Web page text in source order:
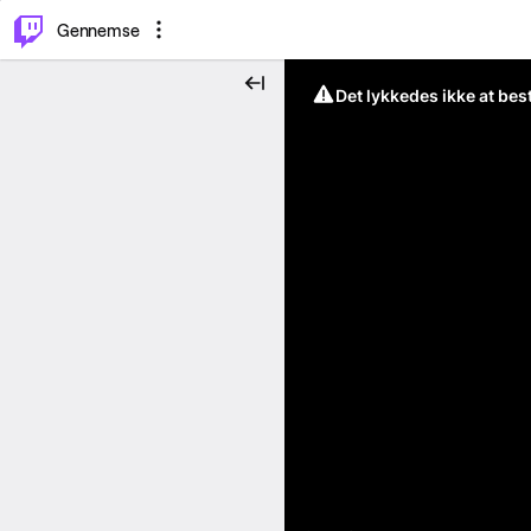
Gennemse
Det lykkedes ikke at